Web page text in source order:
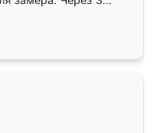
готова. Остались
Ренессанс
работу!